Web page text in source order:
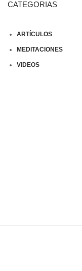
CATEGORIAS
ARTÍCULOS
MEDITACIONES
VIDEOS